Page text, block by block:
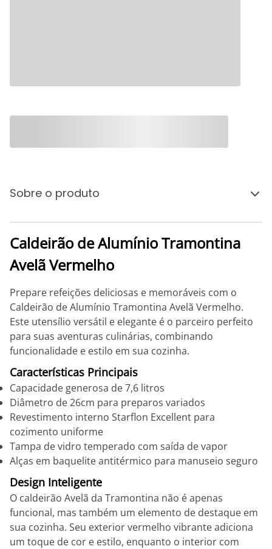
Sobre o produto
Caldeirão de Alumínio Tramontina
Avelã Vermelho
Prepare refeições deliciosas e memoráveis com o
Caldeirão de Alumínio Tramontina Avelã Vermelho.
Este utensílio versátil e elegante é o parceiro perfeito
para suas aventuras culinárias, combinando
funcionalidade e estilo em sua cozinha.
Características Principais
Capacidade generosa de 7,6 litros
Diâmetro de 26cm para preparos variados
Revestimento interno Starflon Excellent para
cozimento uniforme
Tampa de vidro temperado com saída de vapor
Alças em baquelite antitérmico para manuseio seguro
Design Inteligente
O caldeirão Avelã da Tramontina não é apenas
funcional, mas também um elemento de destaque em
sua cozinha. Seu exterior vermelho vibrante adiciona
um toque de cor e estilo, enquanto o interior com